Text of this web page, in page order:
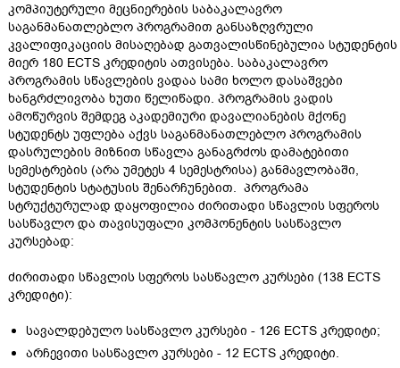
კომპიუტერული მეცნიერების საბაკალავრო
საგანმანათლებლო პროგრამით განსაზღვრული
კვალიფიკაციის მისაღებად გათვალისწინებულია სტუდენტის
მიერ 180 ECTS კრედიტის ათვისება. საბაკალავრო
პროგრამის სწავლების ვადაა სამი ხოლო დასაშვები
ხანგრძლივობა ხუთი წელიწადი. პროგრამის ვადის
ამოწურვის შემდეგ აკადემიური დავალიანების მქონე
სტუდენტს უფლება აქვს საგანმანათლებლო პროგრამის
დასრულების მიზნით სწავლა განაგრძოს დამატებითი
სემესტრების (არა უმეტეს 4 სემესტრისა) განმავლობაში,
სტუდენტის სტატუსის შენარჩუნებით. პროგრამა
სტრუქტურულად დაყოფილია ძირითადი სწავლის სფეროს
სასწავლო და თავისუფალი კომპონენტის სასწავლო
კურსებად:
ძირითადი სწავლის სფეროს სასწავლო კურსები (138 ECTS
კრედიტი):
სავალდებულო სასწავლო კურსები - 126 ECTS კრედიტი;
არჩევითი სასწავლო კურსები - 12 ECTS კრედიტი.